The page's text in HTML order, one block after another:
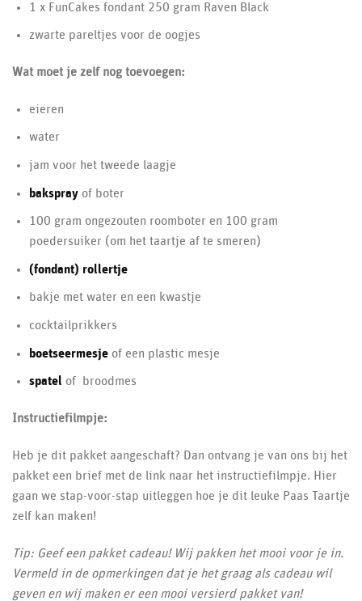
1 x FunCakes fondant 250 gram Raven Black
zwarte pareltjes voor de oogjes
Wat moet je zelf nog toevoegen:
eieren
water
jam voor het tweede laagje
baksprayof boter
100 gram ongezouten roomboter en 100 gram
poedersuiker (om het taartje af te smeren)
(fondant) rollertje
bakje met water en een kwastje
cocktailprikkers
boetseermesjeof een plastic mesje
spatelof broodmes
Instructiefilmpje:
Heb je dit pakket aangeschaft? Dan ontvang je van ons bij het
pakket een brief met de link naar het instructiefilmpje. Hier
gaan we stap-voor-stap uitleggen hoe je dit leuke Paas Taartje
zelf kan maken!
Tip: Geef een pakket cadeau! Wij pakken het mooi voor je in.
Vermeld in de opmerkingen dat je het graag als cadeau wil
geven en wij maken er een mooi versierd pakket van!